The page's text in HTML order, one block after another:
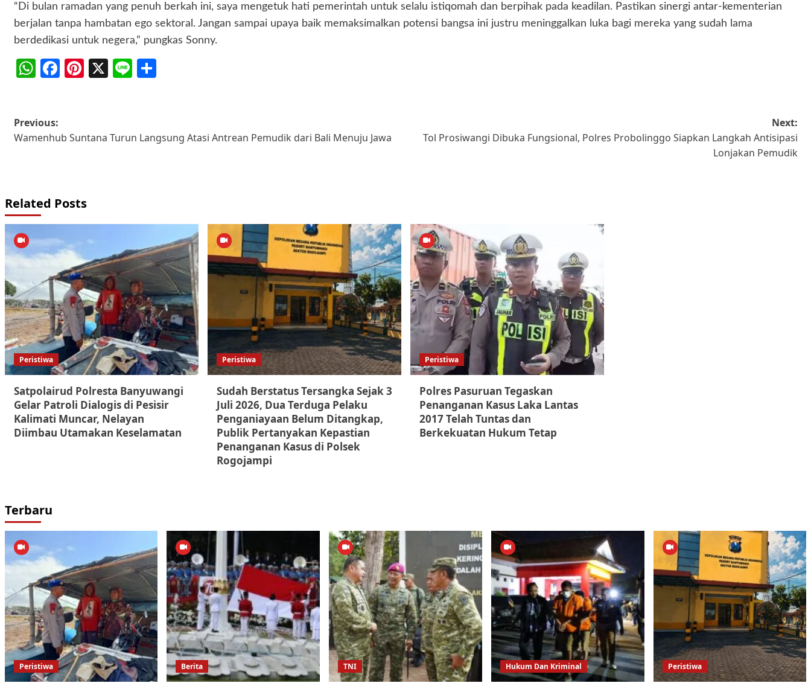
“Di bulan ramadan yang penuh berkah ini, saya mengetuk hati pemerintah untuk selalu istiqomah dan berpihak pada keadilan. Pastikan sinergi antar-kementerian
berjalan tanpa hambatan ego sektoral. Jangan sampai upaya baik memaksimalkan potensi bangsa ini justru meninggalkan luka bagi mereka yang sudah lama
berdedikasi untuk negera,” pungkas Sonny.
WhatsApp
Facebook
Pinterest
X Line
Post
navigation
Previous:
Wamenhub Suntana Turun Langsung Atasi Antrean Pemudik dari Bali Menuju Jawa
Next:
Tol Prosiwangi Dibuka Fungsional, Polres Probolinggo Siapkan Langkah Antisipasi
Lonjakan Pemudik
Related Posts
Peristiwa
Satpolairud Polresta Banyuwangi
Gelar Patroli Dialogis di Pesisir
Kalimati Muncar, Nelayan
Diimbau Utamakan Keselamatan
Peristiwa
Sudah Berstatus Tersangka Sejak 3
Juli 2026, Dua Terduga Pelaku
Penganiayaan Belum Ditangkap,
Publik Pertanyakan Kepastian
Penanganan Kasus di Polsek
Rogojampi
Peristiwa
Polres Pasuruan Tegaskan
Penanganan Kasus Laka Lantas
2017 Telah Tuntas dan
Berkekuatan Hukum Tetap
Terbaru
Peristiwa Berita TNI Hukum Dan Kriminal Peristiwa